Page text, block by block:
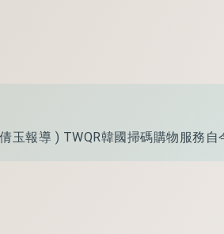
玉報導 ) TWQR韓國掃碼購物服務自